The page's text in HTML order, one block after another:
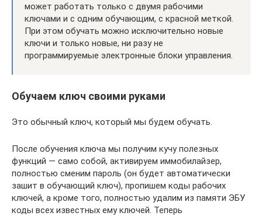
может работать только с двумя рабочими
ключами и с одним обучающим, с красной меткой.
При этом обучать можно исключительно новые
ключи и только новые, ни разу не
программируемые электронные блоки управления.
Обучаем ключ своими руками
Это обычный ключ, который мы будем обучать.
После обучения ключа мы получим кучу полезных
функций — само собой, активируем иммобилайзер,
полностью сменим пароль (он будет автоматически
зашит в обучающий ключ), пропишем коды рабочих
ключей, а кроме того, полностью удалим из памяти ЭБУ
коды всех известных ему ключей. Теперь